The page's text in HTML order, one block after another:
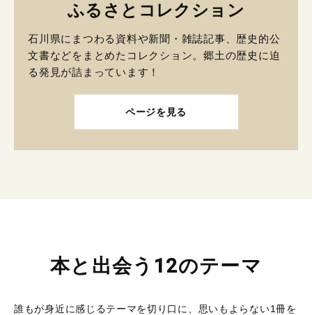
ふるさとコレクション
石川県にまつわる資料や新聞・雑誌記事、歴史的公
文書などをまとめたコレクション。郷土の歴史に迫
る発見が詰まっています！
ページを見る
本と出会う12のテーマ
誰もが身近に感じるテーマを切り口に、思いもよらない1冊を